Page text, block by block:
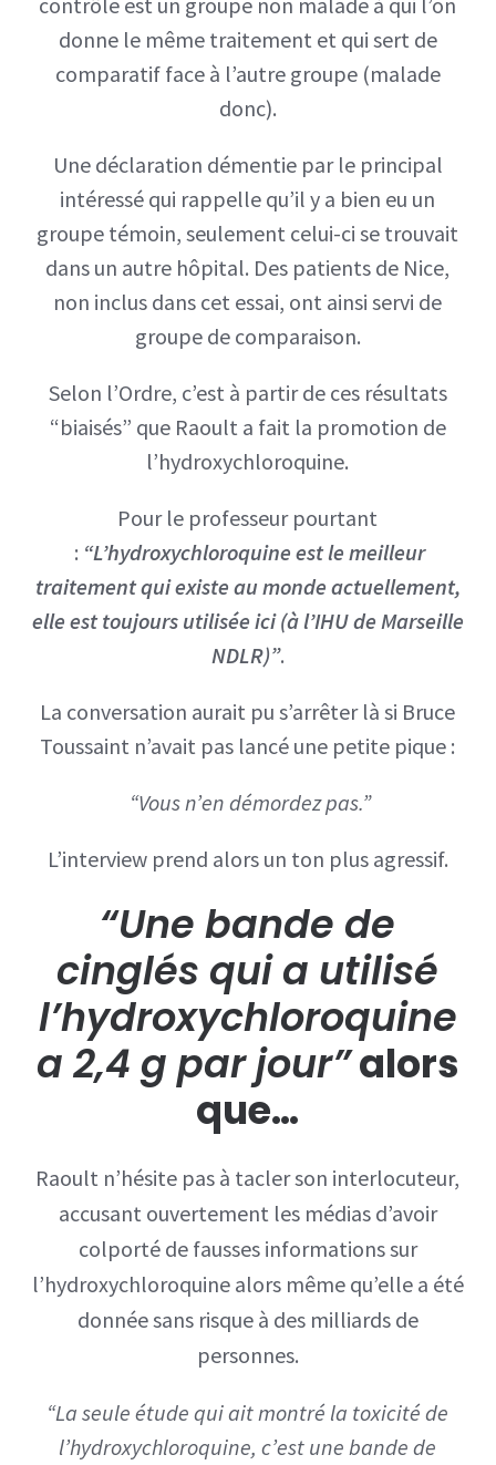
donne le même traitement et qui sert de
comparatif face à l’autre groupe (malade
donc).
Une déclaration démentie par le principal
intéressé qui rappelle qu’il y a bien eu un
groupe témoin, seulement celui-ci se trouvait
dans un autre hôpital. Des patients de Nice,
non inclus dans cet essai, ont ainsi servi de
groupe de comparaison.
Selon l’Ordre, c’est à partir de ces résultats
“biaisés” que Raoult a fait la promotion de
l’hydroxychloroquine.
Pour le professeur pourtant
: “L’hydroxychloroquine est le meilleur
traitement qui existe au monde actuellement,
elle est toujours utilisée ici (à l’IHU de Marseille
NDLR)”.
La conversation aurait pu s’arrêter là si Bruce
Toussaint n’avait pas lancé une petite pique :
“Vous n’en démordez pas.”
L’interview prend alors un ton plus agressif.
“Une bande de
cinglés qui a utilisé
l’hydroxychloroquine
a 2,4 g par jour”alors
que…
Raoult n’hésite pas à tacler son interlocuteur,
accusant ouvertement les médias d’avoir
colporté de fausses informations sur
l’hydroxychloroquine alors même qu’elle a été
donnée sans risque à des milliards de
personnes.
“La seule étude qui ait montré la toxicité de
l’hydroxychloroquine, c’est une bande de